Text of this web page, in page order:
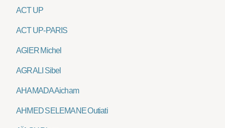
ACT UP
ACT UP-PARIS
AGIER Michel
AGRALI Sibel
AHAMADA Aicham
AHMED SELEMANE Outiati